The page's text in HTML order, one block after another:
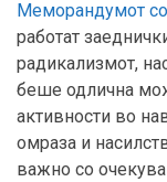
Меморандумот
работат
радикализмот,
беше одлична
активности во
омраза и
важно со